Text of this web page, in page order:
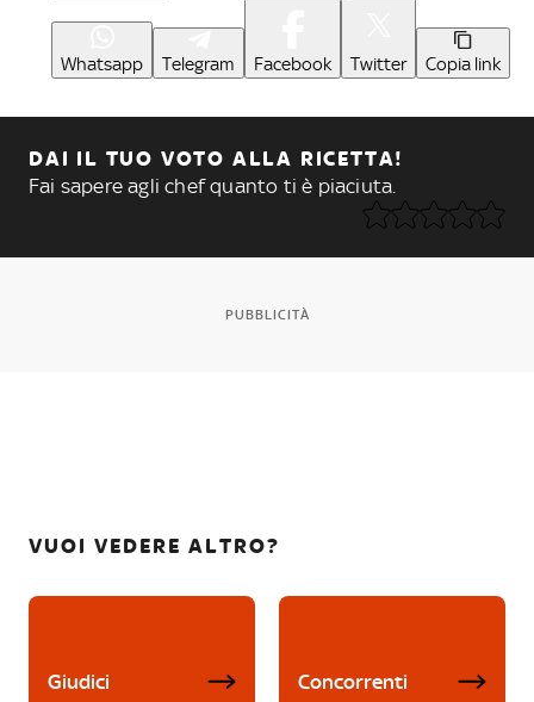
Whatsapp Telegram Facebook Twitter Copia link
DAI IL TUO VOTO ALLA RICETTA!
Fai sapere agli chef quanto ti è piaciuta.
PUBBLICITÀ
VUOI VEDERE ALTRO?
Giudici Concorrenti